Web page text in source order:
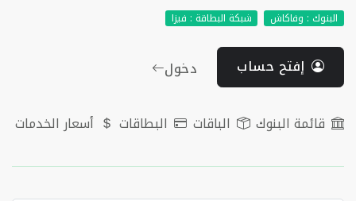
البنوك : وفاكاش شبكة البطاقة : فيزا
إفتح حساب دخول
قائمة البنوك الباقات البطاقات أسعار الخدمات